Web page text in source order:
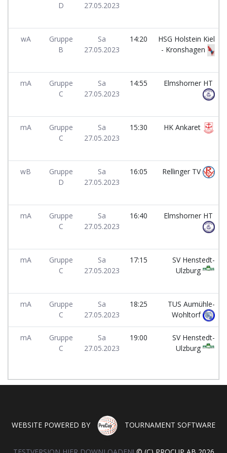
D
27.05.2023
wA
Gruppe
B
Sa
27.05.2023
14:20
HSG Holstein Kiel
- Kronshagen
mA
Gruppe
C
Sa
27.05.2023
14:55 Elmshorner HT
mA
Gruppe
C
Sa
27.05.2023
15:30 HK Ankaret
wB
Gruppe
D
Sa
27.05.2023
16:05 Rellinger TV
mA
Gruppe
C
Sa
27.05.2023
16:40 Elmshorner HT
mA
Gruppe
C
Sa
27.05.2023
17:15
SV Henstedt-
Ulzburg
mA
Gruppe
C
Sa
27.05.2023
18:25
TUS Aumühle-
Wohltorf
mA
Gruppe
C
Sa
27.05.2023
19:00
SV Henstedt-
Ulzburg
WEBSITE POWERED BY TOURNAMENT SOFTWARE